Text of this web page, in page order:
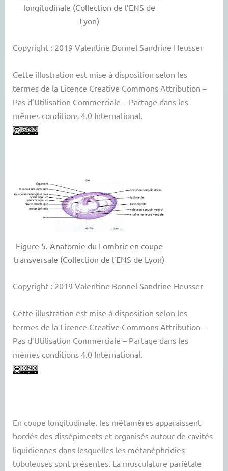
longitudinale (Collection de l’ENS de
Lyon)
Copyright : 2019 Valentine Bonnel Sandrine Heusser
Cette illustration est mise à disposition selon les
termes de la Licence Creative Commons Attribution –
Pas d’Utilisation Commerciale – Partage dans les
mêmes conditions 4.0 International.
Figure 5. Anatomie du Lombric en coupe
transversale (Collection de l’ENS de Lyon)
Copyright : 2019 Valentine Bonnel Sandrine Heusser
Cette illustration est mise à disposition selon les
termes de la Licence Creative Commons Attribution –
Pas d’Utilisation Commerciale – Partage dans les
mêmes conditions 4.0 International.
En coupe longitudinale, les métamères apparaissent
bordés des dissépiments et organisés autour de cavités
liquidiennes dans lesquelles les métanéphridies
tubuleuses sont présentes. La musculature pariétale